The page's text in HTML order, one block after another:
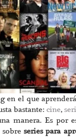
el que
bastante:cine,
manera. Es por
series para